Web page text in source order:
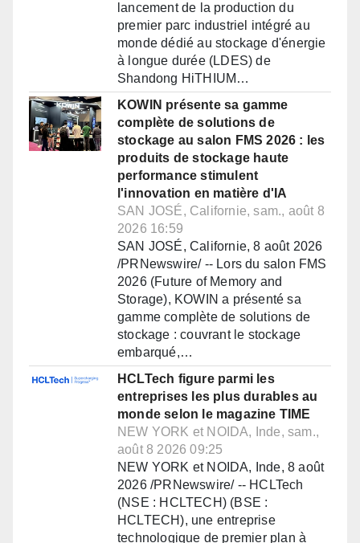
lancement de la production du
premier parc industriel intégré au
monde dédié au stockage d'énergie
à longue durée (LDES) de
Shandong HiTHIUM…
KOWIN présente sa gamme
complète de solutions de
stockage au salon FMS 2026 : les
produits de stockage haute
performance stimulent
l'innovation en matière d'IA
SAN JOSÉ, Californie, sam., août 8
2026 16:59
SAN JOSÉ, Californie, 8 août 2026
/PRNewswire/ -- Lors du salon FMS
2026 (Future of Memory and
Storage), KOWIN a présenté sa
gamme complète de solutions de
stockage : couvrant le stockage
embarqué,…
HCLTech figure parmi les
entreprises les plus durables au
monde selon le magazine TIME
NEW YORK et NOIDA, Inde, sam.,
août 8 2026 09:25
NEW YORK et NOIDA, Inde, 8 août
2026 /PRNewswire/ -- HCLTech
(NSE : HCLTECH) (BSE :
HCLTECH), une entreprise
technologique de premier plan à